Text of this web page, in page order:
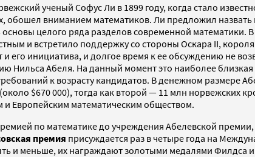
ученый Софус Ли в 1899 году, когда стало
обошел вниманием математиков. Ли предложил
целого ряда разделов современной математики. В
и встретило поддержку со стороны Оскара II,
его инициатива, и долгое время к ее обсуждению не
Нильса Абеля. На данный момент это наиболее
к возрасту кандидатов. В денежном размере
$670 000), тогда как второй — 11 млн норвежских
Европейским математическим обществом.
по математике до учреждения Абелевской
премия присуждается раз в четыре года на
и меньше, их награждают золотыми медалями Филдса